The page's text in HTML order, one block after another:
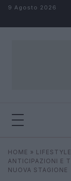
Salta al contenuto
9 Agosto 2026
Cerca
HOME » LIFESTYLE
ANTICIPAZIONI E
NUOVA STAGIONE